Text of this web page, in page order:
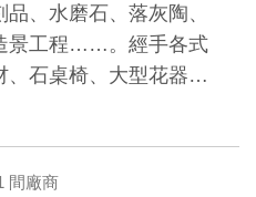
、水磨石、落灰陶、
景工程……。經手各式
、石桌椅、大型花器…
間廠商